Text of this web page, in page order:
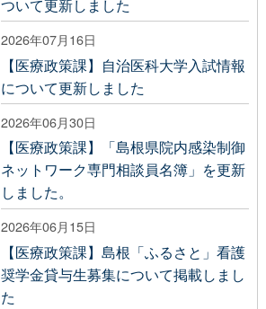
ついて更新しました
2026年07月16日
【医療政策課】自治医科大学入試情報
について更新しました
2026年06月30日
【医療政策課】「島根県院内感染制御
ネットワーク専門相談員名簿」を更新
しました。
2026年06月15日
【医療政策課】島根「ふるさと」看護
奨学金貸与生募集について掲載しまし
た